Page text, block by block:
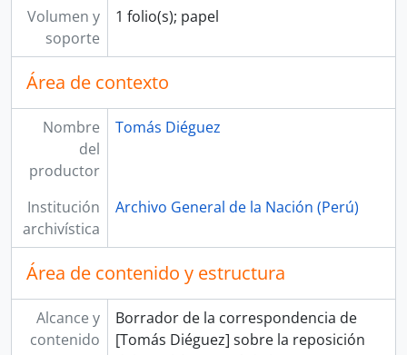
Volumen y
soporte
1 folio(s); papel
Área de contexto
Nombre
del
productor
Tomás Diéguez
Institución
archivística
Archivo General de la Nación (Perú)
Área de contenido y estructura
Alcance y
contenido
Borrador de la correspondencia de
[Tomás Diéguez] sobre la reposición